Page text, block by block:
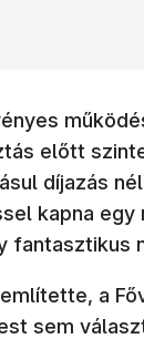
előtt
díjazás
kapna egy
a
sem